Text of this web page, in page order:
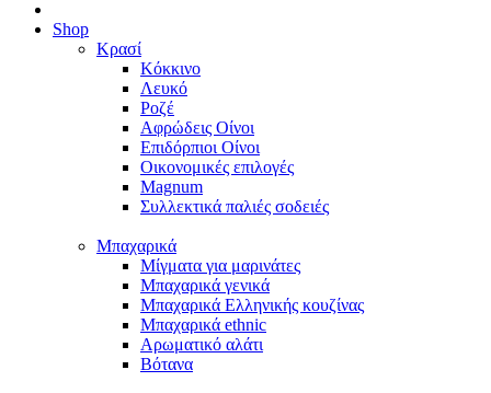
Shop
Κρασί
Κόκκινο
Λευκό
Ροζέ
Αφρώδεις Οίνοι
Επιδόρπιοι Οίνοι
Οικονομικές επιλογές
Magnum
Συλλεκτικά παλιές σοδειές
Μπαχαρικά
Μίγματα για μαρινάτες
Μπαχαρικά γενικά
Μπαχαρικά Ελληνικής κουζίνας
Μπαχαρικά ethnic
Αρωματικό αλάτι
Βότανα